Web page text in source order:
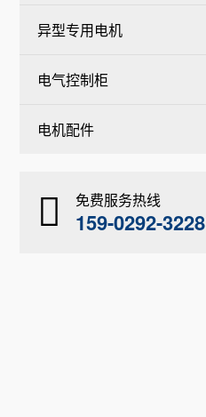
异型专用电机
电气控制柜
电机配件
免费服务热线
159-0292-3228